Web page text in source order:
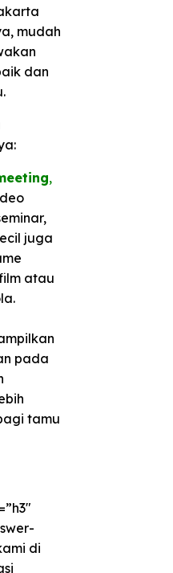
mudah
dan
,
juga
atau
pada
tamu
di